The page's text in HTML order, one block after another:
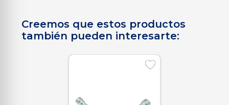
Creemos que estos productos
también pueden interesarte: